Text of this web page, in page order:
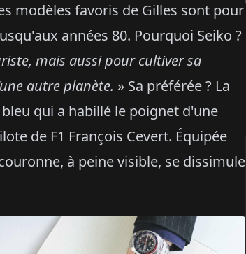
modèles favoris de Gilles sont pour
années 80. Pourquoi Seiko ?
mais aussi pour cultiver sa
autre planète. » Sa préférée ? La
bleu qui a habillé le poignet d'une
de F1 François Cevert. Équipée
à peine visible, se dissimule